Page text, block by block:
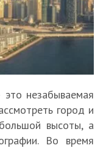
незабываемая
город и
высоты, а
Во время